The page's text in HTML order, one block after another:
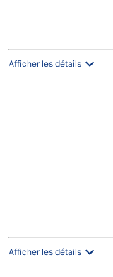
Afficher les détails
Afficher les détails